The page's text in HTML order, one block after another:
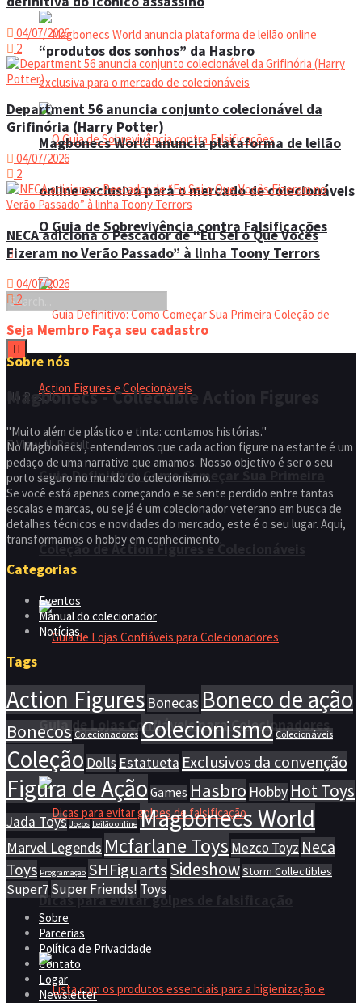
“produtos dos sonhos” da Hasbro
O Guia de Sobrevivência contra Falsificações
Guia Definitivo: Como Começar Sua Primeira
Coleção de Action Figures e Colecionáveis
Guia de Lojas Confiáveis para Colecionadores
Dicas para evitar golpes de falsificação
Magbonecs World anuncia plataforma de leilão
online exclusiva para o mercado de colecionáveis
No Result
View All Result
04/07/2026
2
Department 56 anuncia conjunto colecionável da
Grifinória (Harry Potter)
04/07/2026
2
NECA adiciona o Pescador de “Eu Sei o Que Vocês
Fizeram no Verão Passado” à linha Toony Terrors
04/07/2026
2
Seja Membro Faça seu cadastro
Sobre nós
Magbonecs - Collectible Action Figures
"Muito além de plástico e tinta: contamos histórias."
No Magbonecs , entendemos que cada action figure na estante é um
pedaço de uma narrativa que amamos. Nosso objetivo é ser o seu
porto seguro no mundo do colecionismo.
Se você está apenas começando e se sente perdido entre tantas
escalas e marcas, ou se já é um colecionador veterano em busca de
detalhes técnicos e novidades do mercado, este é o seu lugar. Aqui,
transformamos o hobby em conhecimento.
Categorias
Eventos
Manual do colecionador
Notícias
Tags
Action Figures Bonecas Boneco de ação
Bonecos Colecionadores Colecionismo Colecionáveis
Coleção Dolls Estatueta Exclusivos da convenção
Figura de Ação Games Hasbro Hobby Hot Toys
Jada Toys Jogos Leilão online Magbonecs World
Marvel Legends Mcfarlane Toys Mezco Toyz Neca
Toys Programação SHFiguartsSideshowStorm Collectibles
Super7Super Friends! Toys
Sobre
Parcerias
Política de Privacidade
Contato
Logar
Newsletter